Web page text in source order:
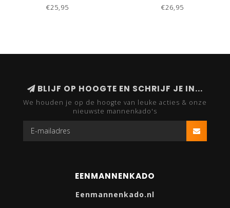
OLIVE - SET VAN 2
€25,95
OLIVE - SET VAN 2
€26,95
BLIJF OP HOOGTE EN SCHRIJF JE IN...
We houden je op de hoogte van leuke acties & onze
nieuwste mannenkado's
EENMANNENKADO
Eenmannenkado.nl